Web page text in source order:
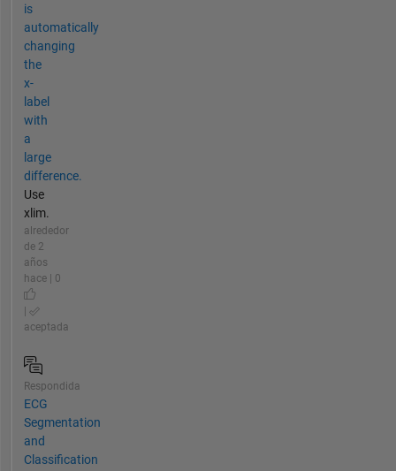
is
automatically
changing
the
x-
label
with
a
large
difference.
Use
xlim.
alrededor
de 2
años
hace | 0
|
aceptada
Respondida
ECG
Segmentation
and
Classification